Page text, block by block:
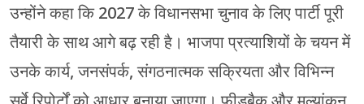
उन्होंने कहा कि 2027 के विधानसभा चुनाव के लिए पार्टी पूरी
तैयारी के साथ आगे बढ़ रही है। भाजपा प्रत्याशियों के चयन में
उनके कार्य, जनसंपर्क, संगठनात्मक सक्रियता और विभिन्न